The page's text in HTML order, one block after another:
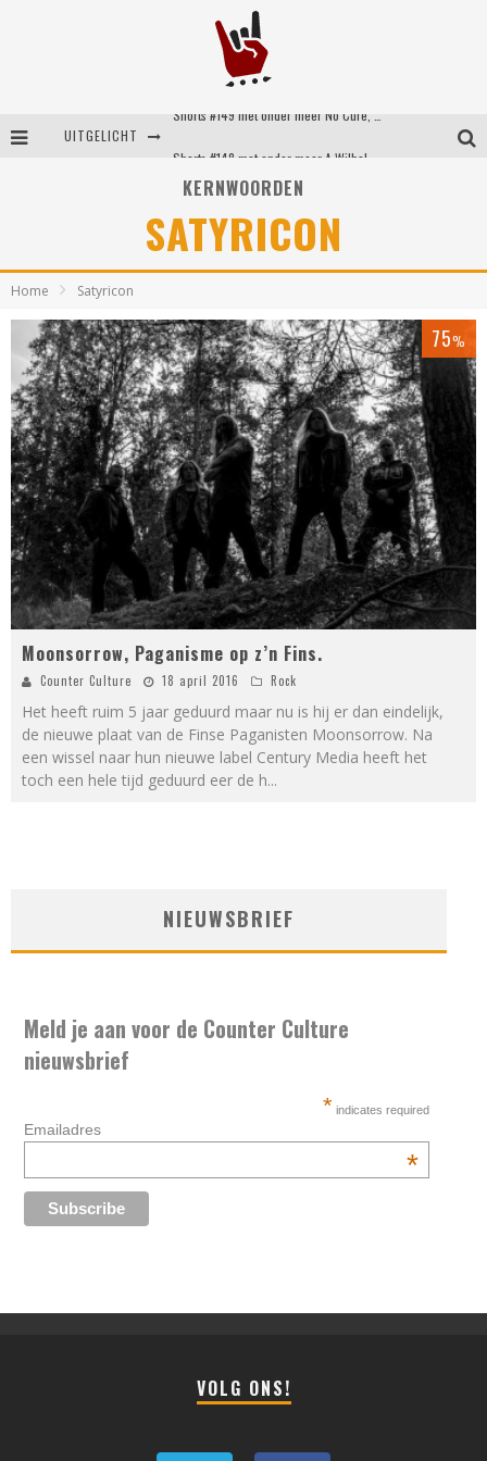
UITGELICHT
KERNWOORDEN
SATYRICON
Home Satyricon
75%
Moonsorrow, Paganisme op z’n Fins.
Counter Culture 18 april 2016 Rock
Het heeft ruim 5 jaar geduurd maar nu is hij er dan eindelijk,
de nieuwe plaat van de Finse Paganisten Moonsorrow. Na
een wissel naar hun nieuwe label Century Media heeft het
toch een hele tijd geduurd eer de h...
NIEUWSBRIEF
Meld je aan voor de Counter Culture
nieuwsbrief
* indicates required
Emailadres
*
VOLG ONS!